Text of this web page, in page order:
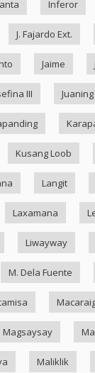
Inferor
J. Fajardo Ext.
Jaime
III Juaning
Kusang Loob
Langit
Laxamana
Liwayway
M. Dela Fuente
Magsaysay
Maliklik